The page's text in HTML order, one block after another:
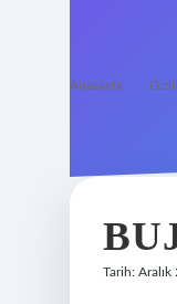
Anasayfa
Tarih: